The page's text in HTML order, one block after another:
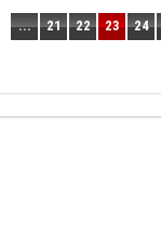
... 21 22 23 24